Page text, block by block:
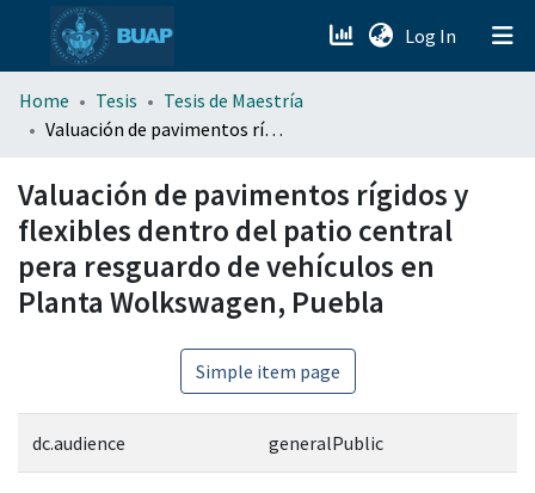
Log In (current)
menu.section.about_menu
Home Tesis
Tesis de Maestría
Valuación de pavimentos rígidos y flexibles dentro del patio central pera resguardo de vehículos en Planta Wolkswagen, Puebla
Valuación de pavimentos rígidos y
flexibles dentro del patio central
pera resguardo de vehículos en
Planta Wolkswagen, Puebla
Simple item page
dc.audience generalPublic